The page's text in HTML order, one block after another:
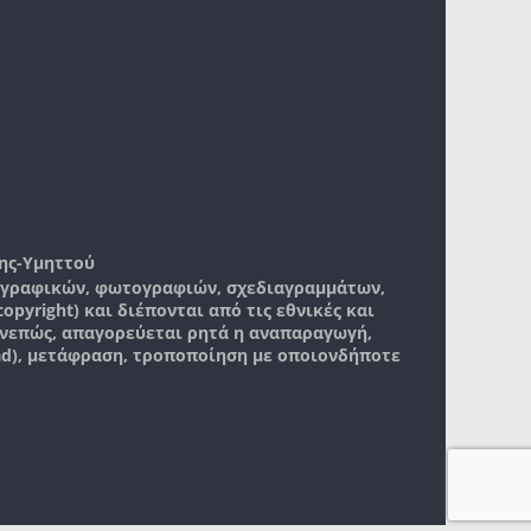
Υμηττού
φωτογραφιών, σχεδιαγραμμάτων,
και διέπονται από τις εθνικές και
απαγορεύεται ρητά η αναπαραγωγή,
μετάφραση, τροποποίηση με οποιονδήποτε